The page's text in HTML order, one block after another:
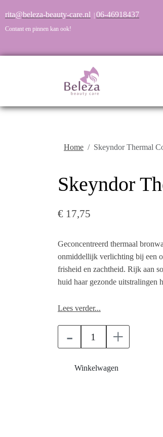
rita@beleza-beauty-care.nl 06-46918437
Contant en pinnen kan ook!
Home Skeyndor Thermal
Skeyndor
€ 17,75
Geconcentreerd thermaal
onmiddellijk verlichting bij een
frisheid en zachtheid. Rijk aan
huid haar gezonde uitstralingen
Gebruik:
Aanbrengen op een schone en
decolleté voor een comfortabel,
Voordelen:
Lees verder...
- +
Winkelwagen